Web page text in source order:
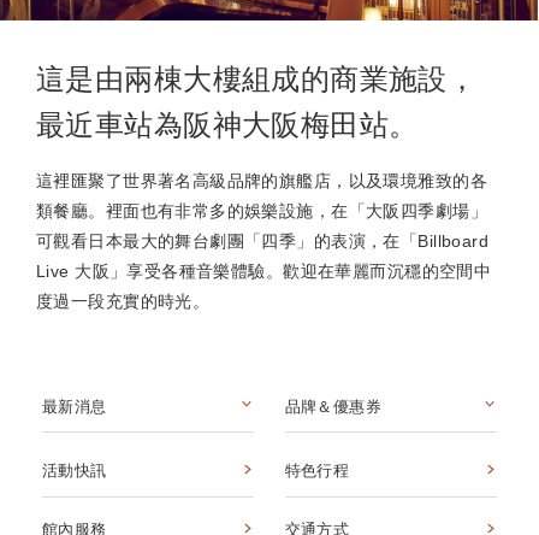
這是由兩棟大樓組成的商業施設，
最近車站為阪神大阪梅田站。
這裡匯聚了世界著名高級品牌的旗艦店，以及環境雅致的各
類餐廳。裡面也有非常多的娛樂設施，在「大阪四季劇場」
可觀看日本最大的舞台劇團「四季」的表演，在「Billboard
Live 大阪」享受各種音樂體驗。歡迎在華麗而沉穩的空間中
度過一段充實的時光。
最新消息 品牌＆優惠券
活動快訊 特色行程
館內服務 交通方式